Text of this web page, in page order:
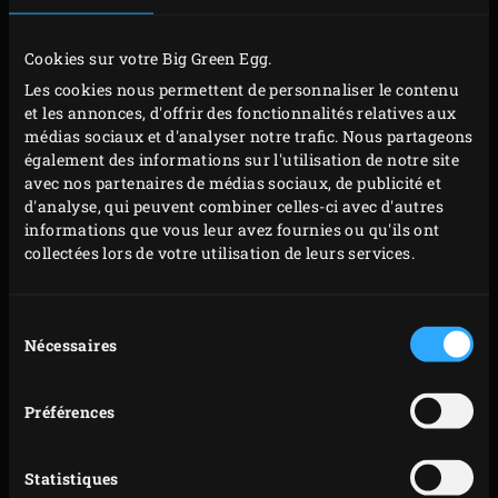
Cookies sur votre Big Green Egg.
Les cookies nous permettent de personnaliser le contenu
et les annonces, d'offrir des fonctionnalités relatives aux
médias sociaux et d'analyser notre trafic. Nous partageons
également des informations sur l'utilisation de notre site
avec nos partenaires de médias sociaux, de publicité et
d'analyse, qui peuvent combiner celles-ci avec d'autres
informations que vous leur avez fournies ou qu'ils ont
collectées lors de votre utilisation de leurs services.
duNécessaires
Préférences
Statistiques
services. Découvrez le pack attractif The Onyx Large sur
notre pageUne offre exceptionnelle !
Vous voulez utiliser votre EGG au maximum de ses
capacités ? Dans ce cas,The Onyx Largeest exactement
ce qu’il vous faut, car il peut être équipé du plus grand
nombre d’accessoires Big Green Egg. Tous les accessoires
existants pour le Large sont parfaitement compatibles
CARACTÉRISTIQUES
DE
DIAMÈTRE DE LA GRILLE 45 cm